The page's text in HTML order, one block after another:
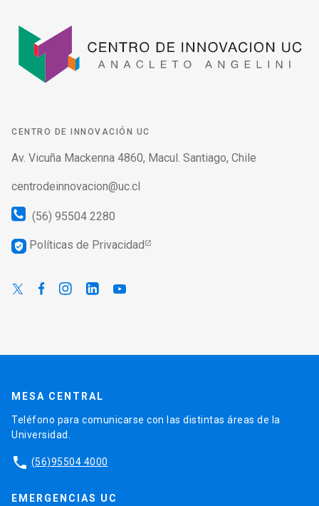
CENTRO DE INNOVACIÓN UC
Av. Vicuña Mackenna 4860, Macul. Santiago, Chile
centrodeinnovacion@uc.cl
(56) 95504 2280
verified_user Políticas de Privacidad
MESA CENTRAL
Teléfono para comunicarse con las distintas áreas de la
Universidad.
phone (56)95504 4000
EMERGENCIAS UC